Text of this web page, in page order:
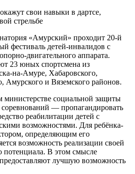
стрельбе
фестиваль детей-инвалидов с
двигательного аппарата.
23 юных спортсмена из
на-Амуре, Хабаровского,
Амурского и Вяземского районов.
социальной защиты
соревнований — пропагандировать
реабилитации детей с
возможностями. Для ребёнка-
определяющим его
возможность реализации своей
потенциала. В этом смысле
лучшую возможность